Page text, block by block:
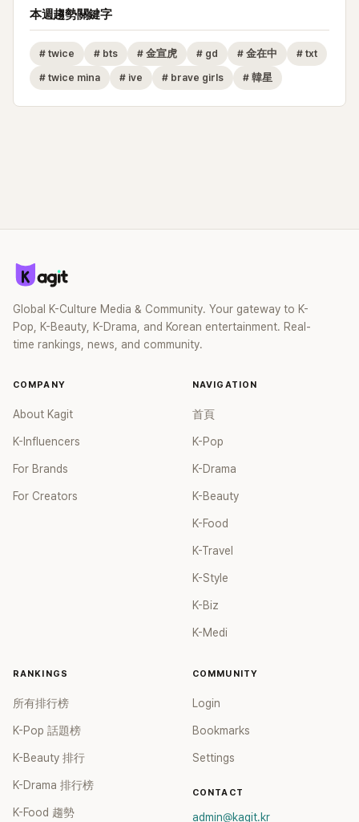
本週趨勢關鍵字
# twice # bts # 金宣虎 # gd # 金在中 # txt
# twice mina # ive # brave girls # 韓星
Global K-Culture Media & Community. Your gateway to K-
Pop, K-Beauty, K-Drama, and Korean entertainment. Real-
time rankings, news, and community.
COMPANY
About Kagit
K-Influencers
For Brands
For Creators
NAVIGATION
首頁
K-Pop
K-Drama
K-Beauty
K-Food
K-Travel
K-Style
K-Biz
K-Medi
RANKINGS
所有排行榜
K-Pop 話題榜
K-Beauty 排行
K-Drama 排行榜
K-Food 趨勢
COMMUNITY
Login
Bookmarks
Settings
CONTACT
admin@kagit.kr